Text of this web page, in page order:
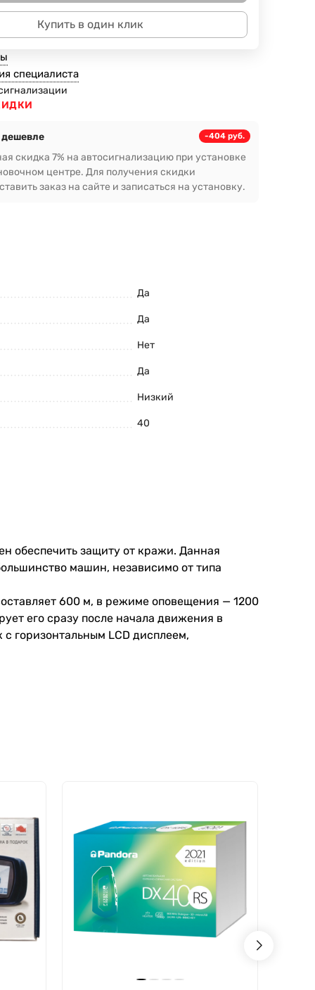
Купить в один клик
специалиста
дешевле -404 руб.
скидка 7% на автосигнализацию при установке
центре. Для получения скидки
заказ на сайте и записаться на установку.
Да
Да
Нет
Да
Низкий
40
обеспечить защиту от кражи. Данная
машин, независимо от типа
600 м, в режиме оповещения — 1200
его сразу после начала движения в
горизонтальным LCD дисплеем,